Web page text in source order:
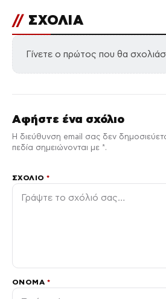
// ΣΧΟΛΙΑ
Γίνετε ο πρώτος που θα
Αφήστε ένα σχόλιο
Η διεύθυνση email σας δεν
πεδία σημειώνονται με *.
ΣΧΌΛΙΟ*
ΌΝΟΜΑ *